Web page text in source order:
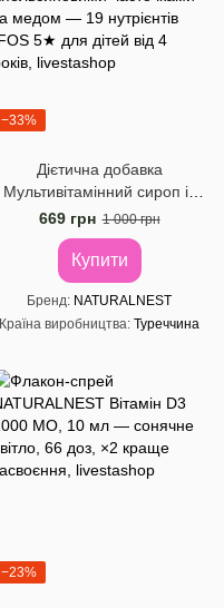
−33%
Дієтична добавка
Мультивітамінний сироп із
рибячим жиром Naturalnest,
150 мл
669 грн 1 000 грн
Купити
Бренд NATURALNEST
Країна виробництва Туреччина
−23%